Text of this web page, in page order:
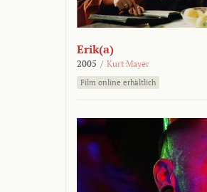
Erik(a)
2005 / Kurt Mayer
Film online erhältlich